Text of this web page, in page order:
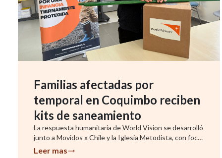
Familias afectadas por
temporal en Coquimbo reciben
kits de saneamiento
La respuesta humanitaria de World Vision se desarrolló
junto a Movidos x Chile y la Iglesia Metodista, con foco
en famil...
Leer mas